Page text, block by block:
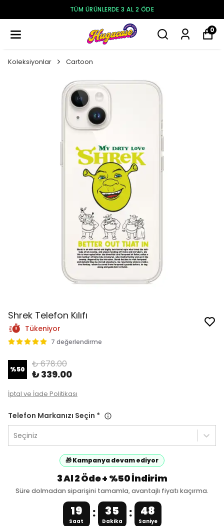
250₺ VE ÜZERI ÜCRETSIZ KARGO
0
Koleksiyonlar Cartoon
Shrek Telefon Kılıfı
Tükeniyor
7 değerlendirme
%50 ₺ 678.00
₺ 339.00
İptal ve İade Politikası
Telefon Markanızı Seçin *
Seçiniz
🎁 Kampanya devam ediyor
3 Al 2 Öde + %50 İndirim
Süre dolmadan siparişini tamamla, avantajlı fiyatı kaçırma.
19
Saat
: 35
Dakika
: 47
Saniye